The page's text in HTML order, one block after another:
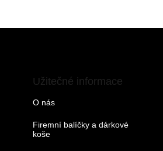
Užitečné informace
O nás
Firemní balíčky a dárkové
koše